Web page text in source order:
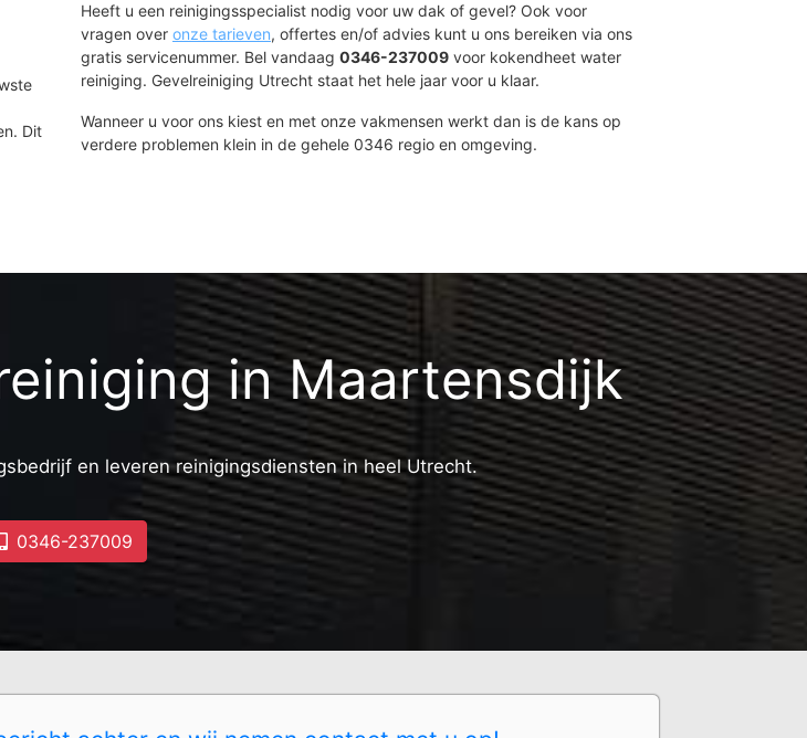
Dit
Heeft u een reinigingsspecialist nodig voor uw dak of gevel? Ook voor
vragen over onze tarieven, offertes en/of advies kunt u ons bereiken via ons
gratis servicenummer. Bel vandaag 0346-237009 voor kokendheet water
reiniging. Gevelreiniging Utrecht staat het hele jaar voor u klaar.
Wanneer u voor ons kiest en met onze vakmensen werkt dan is de kans op
verdere problemen klein in de gehele 0346 regio en omgeving.
in Maartensdijk
en leveren reinigingsdiensten in heel Utrecht.
0346-237009